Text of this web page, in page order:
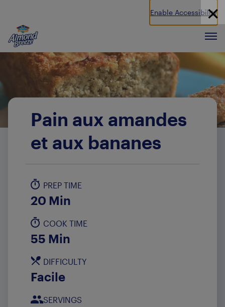
Enable Accessibility
Almond Breeze
Pain aux amandes
et aux bananes
PREP TIME
20 Min
COOK TIME
55 Min
DIFFICULTY
Facile
SERVINGS